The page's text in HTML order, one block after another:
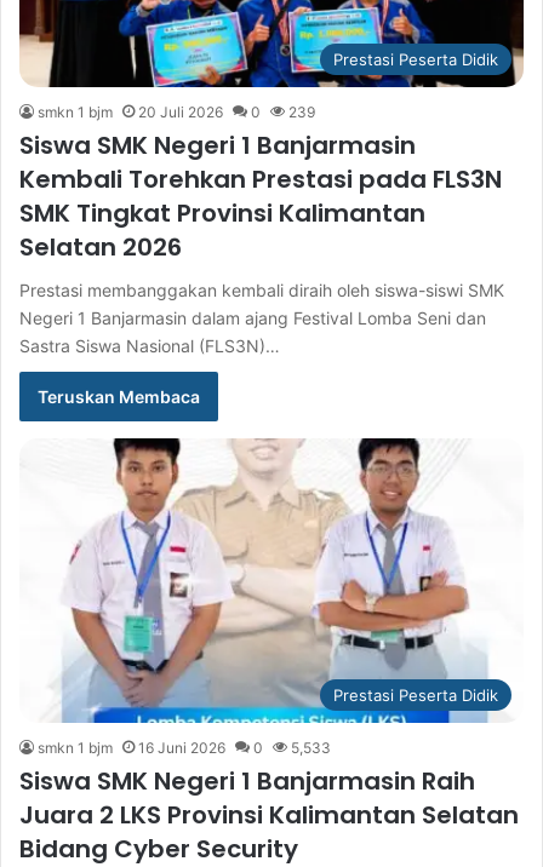
Prestasi Peserta Didik
smkn 1 bjm 20 Juli 2026 0 239
Siswa SMK Negeri 1 Banjarmasin
Kembali Torehkan Prestasi pada FLS3N
SMK Tingkat Provinsi Kalimantan
Selatan 2026
Prestasi membanggakan kembali diraih oleh siswa-siswi SMK
Negeri 1 Banjarmasin dalam ajang Festival Lomba Seni dan
Sastra Siswa Nasional (FLS3N)…
Teruskan Membaca
Prestasi Peserta Didik
smkn 1 bjm 16 Juni 2026 0 5,533
Siswa SMK Negeri 1 Banjarmasin Raih
Juara 2 LKS Provinsi Kalimantan Selatan
Bidang Cyber Security